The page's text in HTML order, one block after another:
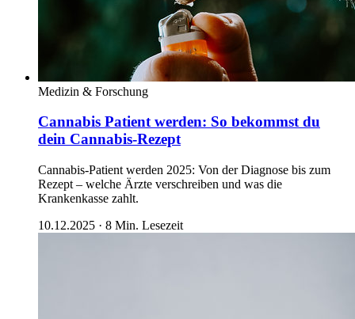
Medizin & Forschung
Cannabis Patient werden: So bekommst du
dein Cannabis-Rezept
Cannabis-Patient werden 2025: Von der Diagnose bis zum
Rezept – welche Ärzte verschreiben und was die
Krankenkasse zahlt.
10.12.2025 · 8 Min. Lesezeit